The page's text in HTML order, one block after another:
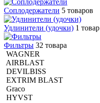
Соплодержатели 5 товаров
Удлинители (удочки) 1 товар
Фильтры 32 товара
WAGNER
AIRBLAST
DEVILBISS
EXTRIM BLAST
Graco
HYVST